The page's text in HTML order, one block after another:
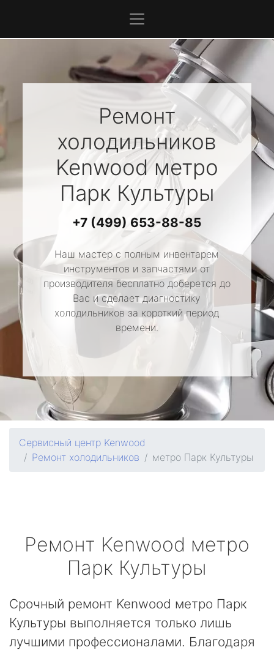
Ремонт
холодильников
Kenwoodметро
Парк Культуры
+7 (499) 653-88-85
Наш мастер с полным инвентарем
инструментов и запчастями от
производителя бесплатно доберется до
Вас и сделает диагностику
холодильников за короткий период
времени.
Сервисный центр Kenwood
Ремонт холодильников
метро Парк Культуры
Ремонт Kenwood метро
Парк Культуры
Срочный ремонт Kenwood метро Парк
Культуры выполняется только лишь
лучшими профессионалами. Благодаря